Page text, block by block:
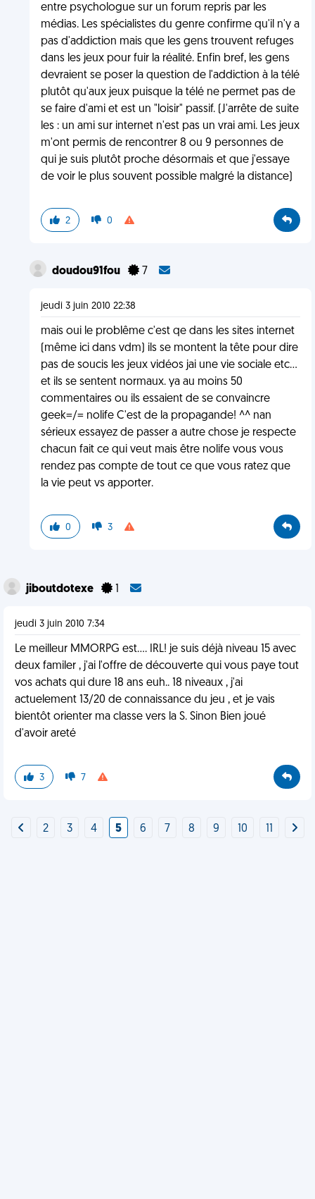
entre psychologue sur un forum repris par les
médias. Les spécialistes du genre confirme qu'il n'y a
pas d'addiction mais que les gens trouvent refuges
dans les jeux pour fuir la réalité. Enfin bref, les gens
devraient se poser la question de l'addiction à la télé
plutôt qu'aux jeux puisque la télé ne permet pas de
se faire d'ami et est un "loisir" passif. (J'arrête de suite
les : un ami sur internet n'est pas un vrai ami. Les jeux
m'ont permis de rencontrer 8 ou 9 personnes de
qui je suis plutôt proche désormais et que j'essaye
de voir le plus souvent possible malgré la distance)
2 0
doudou91fou 7
jeudi 3 juin 2010 22:38
mais oui le problême c'est qe dans les sites internet
(même ici dans vdm) ils se montent la tête pour dire
pas de soucis les jeux vidéos jai une vie sociale etc...
et ils se sentent normaux. ya au moins 50
commentaires ou ils essaient de se convaincre
geek=/= nolife C'est de la propagande! ^^ nan
sérieux essayez de passer a autre chose je respecte
chacun fait ce qui veut mais être nolife vous vous
rendez pas compte de tout ce que vous ratez que
la vie peut vs apporter.
0 3
jiboutdotexe
jeudi 3 juin 2010 7:34
Le meilleur MMORPG est.... IRL! je suis déjà niveau 15 avec
deux familer , j'ai l'offre de découverte qui vous paye tout
vos achats qui dure 18 ans euh.. 18 niveaux , j'ai
actuelement 13/20 de connaissance du jeu , et je vais
bientôt orienter ma classe vers la S. Sinon Bien joué
d'avoir areté
3 7
2 3 4 5 6 7 8 9 10